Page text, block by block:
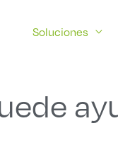
Soluciones